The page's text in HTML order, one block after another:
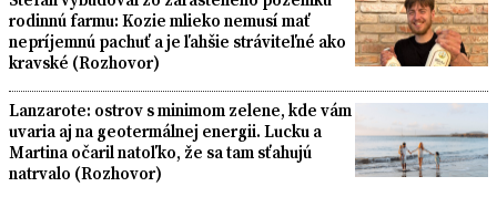
rodinnú farmu: Kozie mlieko nemusí mať
nepríjemnú pachuť a je ľahšie stráviteľné ako
kravské (Rozhovor)
Lanzarote: ostrov s minimom zelene, kde vám
uvaria aj na geotermálnej energii. Lucku a
Martina očaril natoľko, že sa tam sťahujú
natrvalo (Rozhovor)